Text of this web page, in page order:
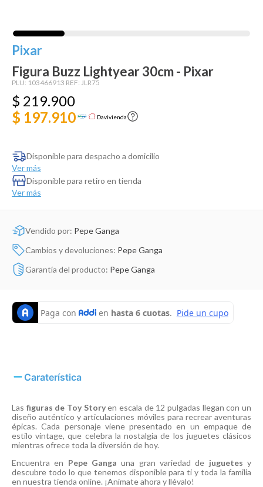
Pixar
Figura Buzz Lightyear 30cm - Pixar
PLU: 103466913 REF: JLR75
$ 219.900
$ 197.910
Davivienda
Disponible para despacho a domicilio
Ver más
Disponible para retiro en tienda
Ver más
Vendido por: Pepe Ganga
Cambios y devoluciones: Pepe Ganga
Garantía del producto: Pepe Ganga
Caraterística
Las figuras de Toy Storyen escala de 12 pulgadas llegan con un
diseño auténtico y articulaciones móviles para recrear aventuras
épicas. Cada personaje viene presentado en un empaque de
estilo vintage, que celebra la nostalgia de los juguetes clásicos
mientras ofrece toda la diversión de hoy.
Encuentra en Pepe Ganga una gran variedad de juguetes y
descubre todo lo que tenemos disponible para ti y toda la familia
en nuestra tienda online. ¡Anímate ahora y llévalo!